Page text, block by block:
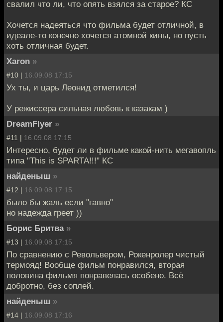
свалил что ли, что опять взялся за старое? КС
Хочется надеяться что фильма будет отличной, в
идеале-то конечно хочется атомной кины, но пусть
хоть отличная будет.
Xaron »
#10 | 16.09.08 17:15
Ух ты, и царь Леонид отметился!
У режиссера сильная любовь к казакам )
DreamFlyer »
#11 | 16.09.08 17:15
Интересно, будет ли в фильме какой-нить мегавопль
типа "This is SPARTA!!!" КС
найденыш »
#12 | 16.09.08 17:15
было бы жаль если "гавно"
но надежда греет ))
Борис Бритва »
#13 | 16.09.08 17:15
По сравнению с Револьвером, Рокенролер чистый
термояд! Вообще фильм понравился, вторая
половина фильмя понравелась особено. Всё
добротно, без соплей.
найденыш »
#14 | 16.09.08 17:16